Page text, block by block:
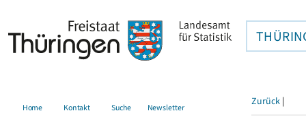
Home Kontakt Suche Newsletter Zurück |